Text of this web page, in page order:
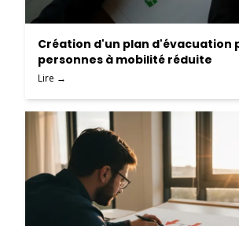
Création d'un plan d'évacuation
personnes à mobilité réduite
Lire →